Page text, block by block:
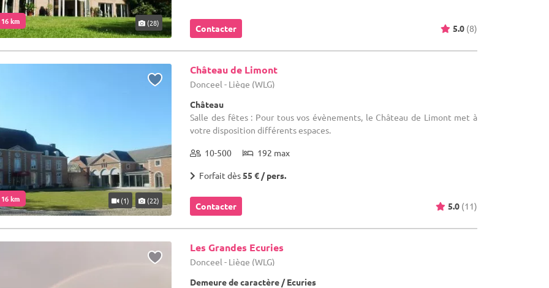
km (28) Contacter 5.0 (8)
km (1) (22)
Château de Limont
Donceel - Liège (WLG)
Château
Salle des fêtes : Pour tous vos évènements, le Château de Limont met à
votre disposition différents espaces.
10-500 192 max
Forfait dès55 € / pers.
Contacter 5.0 (11)
Les Grandes Ecuries
Donceel - Liège (WLG)
Demeure de caractère / Ecuries